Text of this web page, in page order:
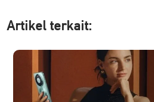
Artikel terkait: